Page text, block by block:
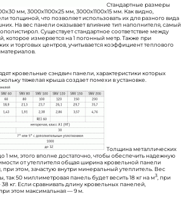
Стандартные размеры
мм, 3000х1100х25 мм, 3000х1100х15 мм. Как видно,
толщиной, что позволяет использовать их для разного вида
На вес панели оказывает влияние тип наполнителя, самый
Существует стандартное соответствие между
которое измеряется на 1 погонный метр. Также при
и торговых центров, учитывается коэффициент теплового
кровельные сэндвич панели, характеристики которых
тяжелая крыша создает помехи в установке.
Толщина металлических
1 мм, этого вполне достаточно, чтобы обеспечить надежную
от утеплителя общая ширина кровельной панели
при этом, зачастую внутри минеральный утеплитель. Вес
так 50 миллиметровая панель будет весить 18 кг на м3 , при
кг. Если сравнивать длину кровельных панелей,
этом максимальная — 9 м.